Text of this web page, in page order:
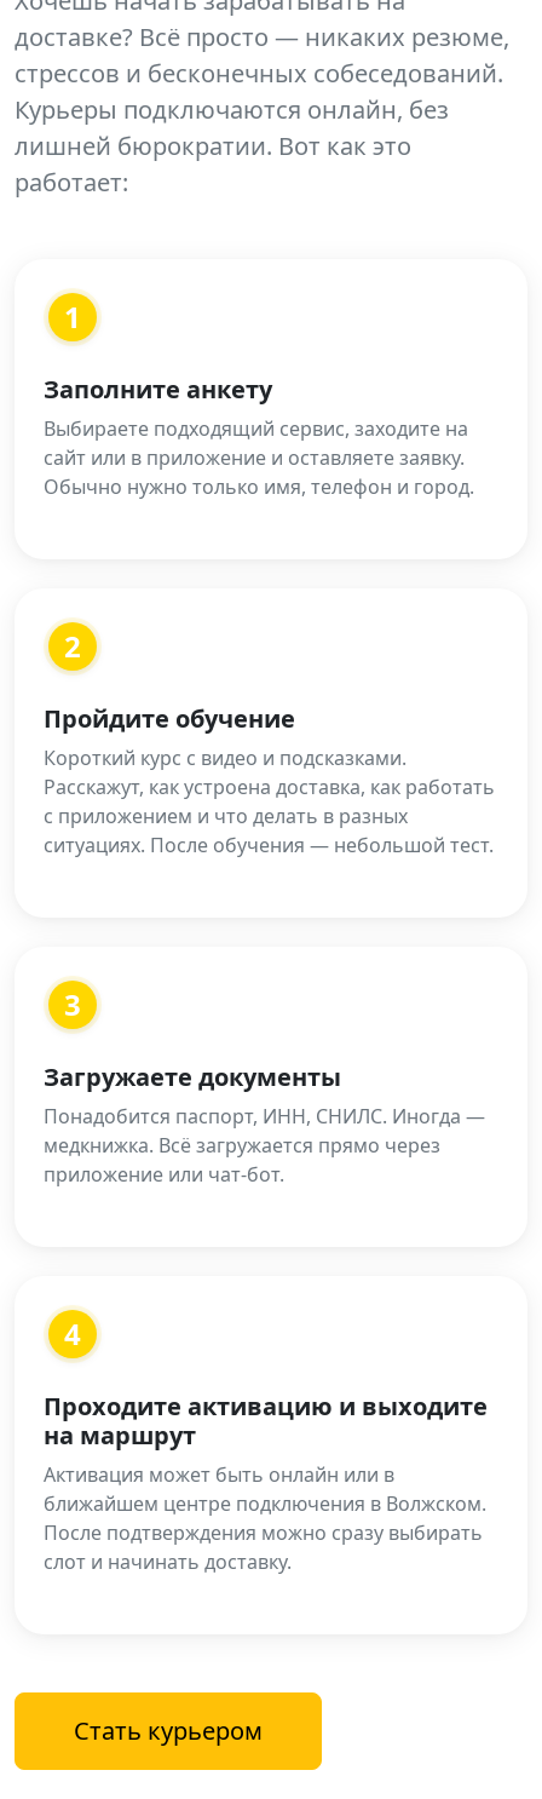
доставке? Всё просто — никаких резюме,
стрессов и бесконечных собеседований.
Курьеры подключаются онлайн, без
лишней бюрократии. Вот как это
работает:
1
Заполните анкету
Выбираете подходящий сервис, заходите на
сайт или в приложение и оставляете заявку.
Обычно нужно только имя, телефон и город.
2
Пройдите обучение
Короткий курс с видео и подсказками.
Расскажут, как устроена доставка, как работать
с приложением и что делать в разных
ситуациях. После обучения — небольшой тест.
3
Загружаете документы
Понадобится паспорт, ИНН, СНИЛС. Иногда —
медкнижка. Всё загружается прямо через
приложение или чат-бот.
4
Проходите активацию и выходите
на маршрут
Активация может быть онлайн или в
ближайшем центре подключения в Волжском.
После подтверждения можно сразу выбирать
слот и начинать доставку.
Стать курьером